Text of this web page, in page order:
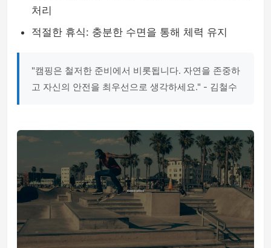
처리
적절한 휴식: 충분한 수면을 통해 체력 유지
"캠핑은 철저한 준비에서 비롯됩니다. 자연을 존중하
고 자신의 안전을 최우선으로 생각하세요." - 김철수